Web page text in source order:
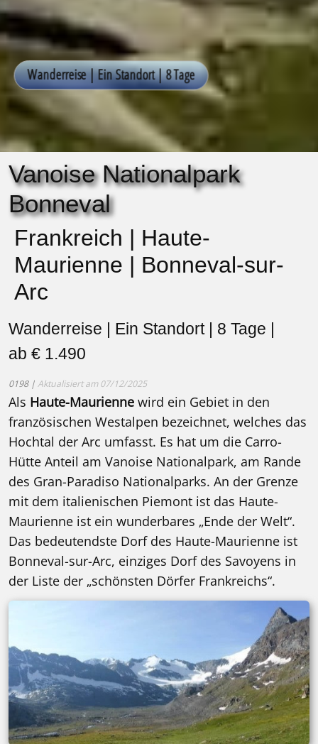
Vanoise Nationalpark
Bonneval
Frankreich | Haute-
Maurienne | Bonneval-sur-
Arc
Wanderreise | Ein Standort | 8 Tage |
ab € 1.490
0198 | Aktualisiert am 07/12/2025
Als Haute-Maurienne wird ein Gebiet in den
französischen Westalpen bezeichnet, welches das
Hochtal der Arc umfasst. Es hat um die Carro-
Hütte Anteil am Vanoise Nationalpark, am Rande
des Gran-Paradiso Nationalparks. An der Grenze
mit dem italienischen Piemont ist das Haute-
Maurienne ist ein wunderbares „Ende der Welt“.
Das bedeutendste Dorf des Haute-Maurienne ist
Bonneval-sur-Arc, einziges Dorf des Savoyens in
der Liste der „schönsten Dörfer Frankreichs“.